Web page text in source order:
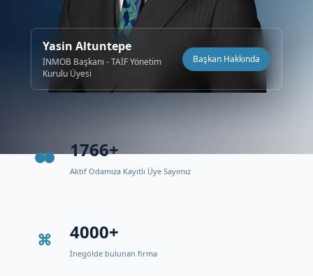
Yasin Altuntepe
İNMOB Başkanı - TAİF Yönetim
Kurulu Üyesi
Başkan Hakkında
1766+
Aktif Odamıza Kayıtlı Üye Sayımız
4000+
İnegölde bulunan firma